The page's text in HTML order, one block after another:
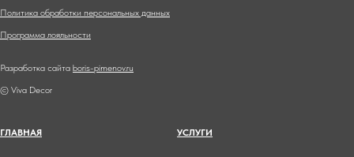
Политика обработки персональных данных
Программа лояльности
Разработка сайта boris-pimenov.ru
© Viva Decor
ГЛАВНАЯ УСЛУГИ